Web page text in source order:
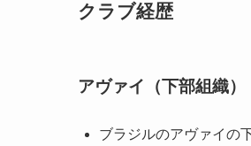
クラブ経歴
アヴァイ（下部組織）
ブラジルのアヴァイの